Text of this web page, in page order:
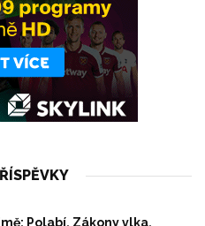
Polabí, Zákony vlka,